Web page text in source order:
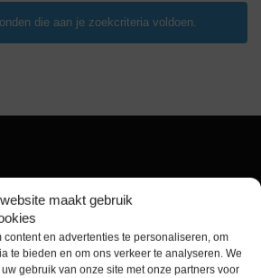
maakt gebruik
en advertenties te personaliseren, om
te bieden en om ons verkeer te analyseren. We
gebruik van onze site met onze partners voor
die aan je zoekcriteria voldoen.